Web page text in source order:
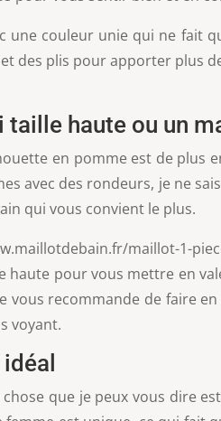
couleur unie qui ne fait
des plis pour apporter plus
taille haute ou un
en pomme est de plus
avec des rondeurs, je ne
qui vous convient le plus.
maillot-1-
pour vous mettre en
vous recommande de faire
voyant.
que je peux vous dire